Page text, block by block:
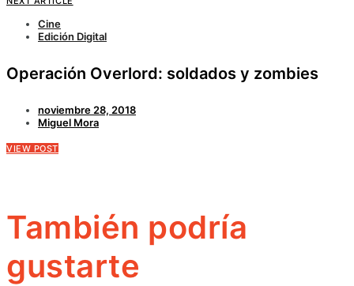
Cine
Edición Digital
Operación Overlord: soldados y zombies
noviembre 28, 2018
Miguel Mora
VIEW POST
También podría
gustarte